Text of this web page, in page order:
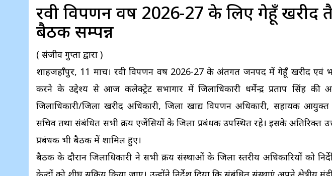
रवी विपणन वर्ष 2026-27 के लिए गेहूँ खरीद
बैठक सम्पन्न
( संजीव गुप्ता द्वारा )
शाहजहाँपुर, 11 मार्च। रवी विपणन वर्ष 2026-27 के अंतर्गत जनपद में गेहूँ खरीद
करने के उद्देश्य से आज कलेक्ट्रेट सभागार में जिलाधिकारी धर्मेन्द्र प्रताप सिंह
जिलाधिकारी/जिला खरीद अधिकारी, जिला खाद्य विपणन अधिकारी, सहायक
सचिव तथा संबंधित सभी क्रय एजेंसियों के जिला प्रबंधक उपस्थित रहे। इसके अतिरिक्त
प्रबंधक भी बैठक में शामिल हुए।
बैठक के दौरान जिलाधिकारी ने सभी क्रय संस्थाओं के जिला स्तरीय अधिकारियों को